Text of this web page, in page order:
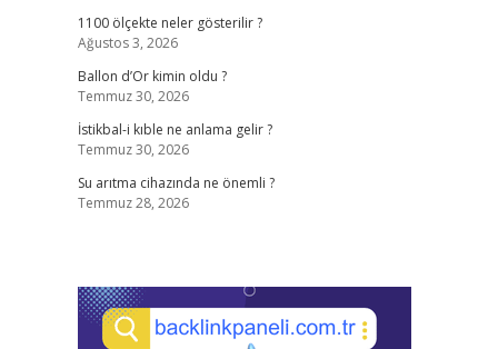
1100 ölçekte neler gösterilir ?
Ağustos 3, 2026
Ballon d’Or kimin oldu ?
Temmuz 30, 2026
İstikbal-i kıble ne anlama gelir ?
Temmuz 30, 2026
Su arıtma cihazında ne önemli ?
Temmuz 28, 2026